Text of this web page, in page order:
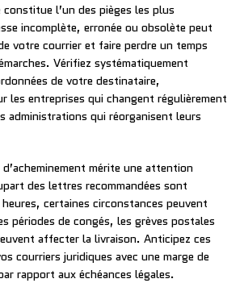
constitue l’un des pièges les plus
incomplète, erronée ou obsolète peut
votre courrier et faire perdre un temps
Vérifiez systématiquement
de votre destinataire,
les entreprises qui changent régulièrement
administrations qui réorganisent leurs
mérite une attention
des lettres recommandées sont
certaines circonstances peuvent
périodes de congés, les grèves postales
affecter la livraison. Anticipez ces
courriers juridiques avec une marge de
rapport aux échéances légales.